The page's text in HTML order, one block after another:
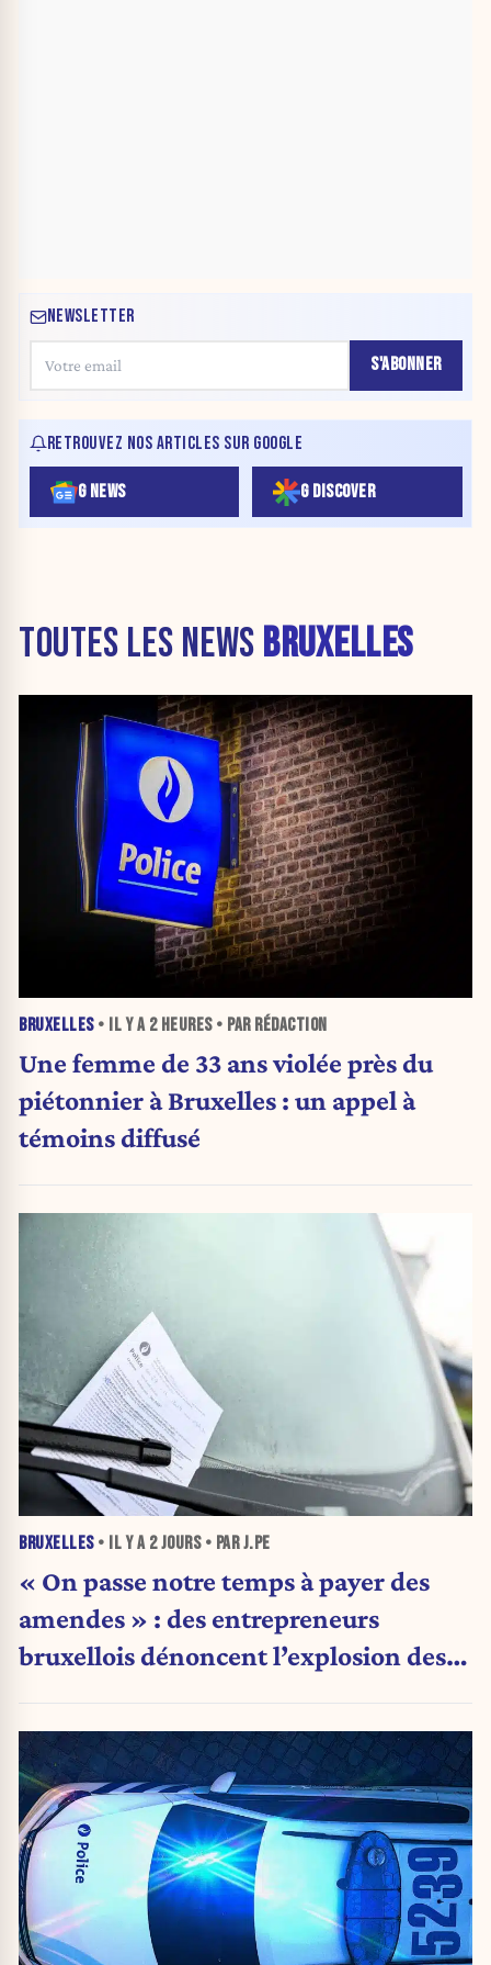
NEWSLETTER
S'ABONNER
RETROUVEZ NOS ARTICLES SUR GOOGLE
G NEWS G DISCOVER
TOUTES LES NEWS BRUXELLES
BRUXELLES• IL Y A 2 HEURES• PAR RÉDACTION
Une femme de 33 ans violée près du
piétonnier à Bruxelles : un appel à
témoins diffusé
BRUXELLES• IL Y A 2 JOURS• PAR J.PE
« On passe notre temps à payer des
amendes » : des entrepreneurs
bruxellois dénoncent l’explosion des